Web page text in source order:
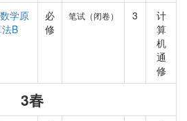
学原
B
必
修
笔试（闭卷） 3
计
算
机
通
修
3春